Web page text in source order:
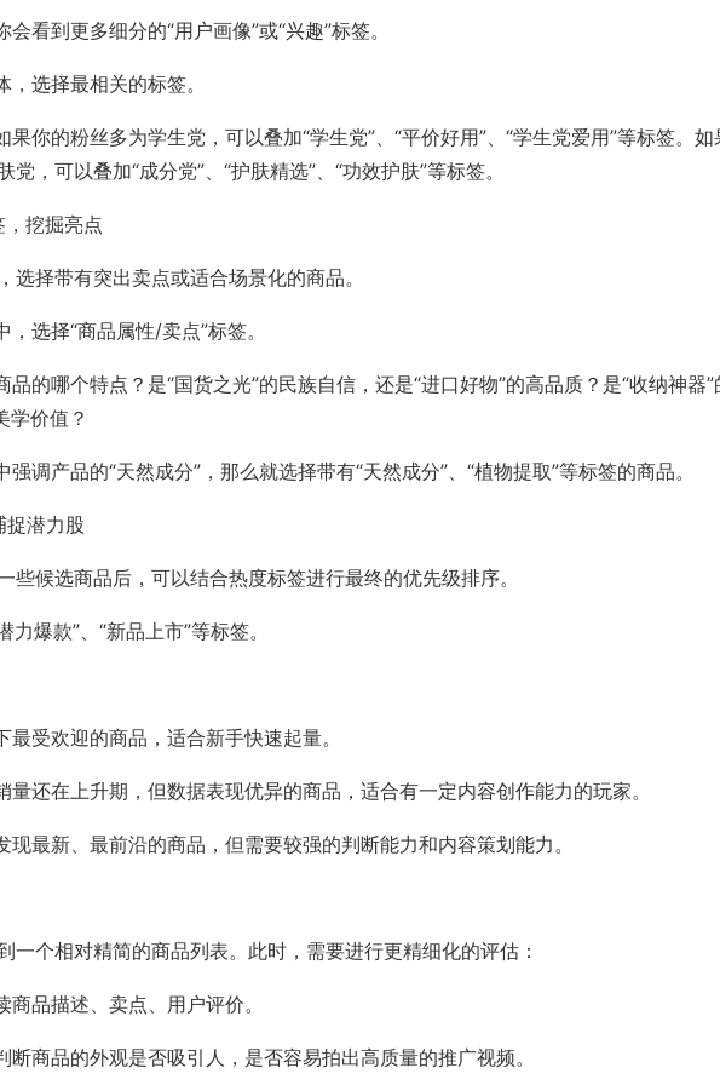
看到更多细分的“用户画像”或“兴趣”标签。
选择最相关的标签。
你的粉丝多为学生党，可以叠加“学生党”、“平价好用”、“学生党爱用”等标签。如
，可以叠加“成分党”、“护肤精选”、“功效护肤”等标签。
挖掘亮点
选择带有突出卖点或适合场景化的商品。
选择“商品属性/卖点”标签。
的哪个特点？是“国货之光”的民族自信，还是“进口好物”的高品质？是“收纳神器”
学价值？
调产品的“天然成分”，那么就选择带有“天然成分”、“植物提取”等标签的商品。
捉潜力股
些候选商品后，可以结合热度标签进行最终的优先级排序。
爆款”、“新品上市”等标签。
受欢迎的商品，适合新手快速起量。
还在上升期，但数据表现优异的商品，适合有一定内容创作能力的玩家。
最新、最前沿的商品，但需要较强的判断能力和内容策划能力。
一个相对精简的商品列表。此时，需要进行更精细化的评估：
品描述、卖点、用户评价。
商品的外观是否吸引人，是否容易拍出高质量的推广视频。